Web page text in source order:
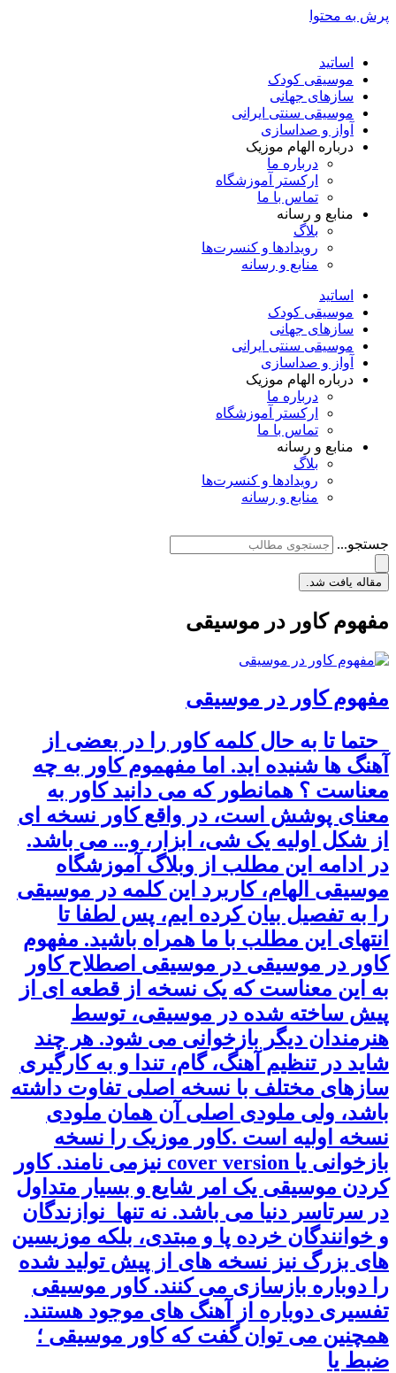
پرش به محتوا
اساتید
موسیقی کودک
سازهای جهانی
موسیقی سنتی ایرانی
آواز و صداسازی
درباره الهام موزیک
درباره ما
ارکستر آموزشگاه
تماس با ما
منابع و رسانه
بلاگ
رویدادها و کنسرت‌ها
منابع و رسانه
اساتید
موسیقی کودک
سازهای جهانی
موسیقی سنتی ایرانی
آواز و صداسازی
درباره الهام موزیک
درباره ما
ارکستر آموزشگاه
تماس با ما
منابع و رسانه
بلاگ
رویدادها و کنسرت‌ها
منابع و رسانه
جستجو...
مقاله یافت شد.
مفهوم کاور در موسیقی
مفهوم کاور در موسیقی
حتما تا به حال کلمه کاور را در بعضی از
آهنگ ها شنیده اید. اما مفهموم کاور به چه
معناست ؟ همانطور که می دانید کاور به
معنای پوشش است، در واقع کاور نسخه ای
از شکل اولیه یک شی، ابزار، و... می باشد.
در ادامه این مطلب از وبلاگ آموزشگاه
موسیقی الهام، کاربرد این کلمه در موسیقی
را به تفصیل بیان کرده ایم، پس لطفا تا
انتهای این مطلب با ما همراه باشید. مفهوم
کاور در موسیقی در موسیقی اصطلاح کاور
به این معناست که یک نسخه از قطعه ای از
پیش ساخته شده در موسیقی، توسط
هنرمندان دیگر بازخوانی می شود. هر چند
شاید در تنظیم آهنگ، گام، تندا و به کارگیری
سازهای مختلف با نسخه اصلی تفاوت داشته
باشد، ولی ملودی اصلی آن همان ملودی
نسخه اولیه است .کاور موزیک را نسخه
بازخوانی یا cover version نیزمی نامند. کاور
کردن موسیقی یک امر شایع و بسیار متداول
در سرتاسر دنیا می باشد. نه تنها نوازندگان
و خوانندگان خرده پا و مبتدی، بلکه موزیسین
های بزرگ نیز نسخه های از پیش تولید شده
را دوباره بازسازی می کنند. کاور موسیقی
تفسیری دوباره از آهنگ های موجود هستند.
همچنین می توان گفت که کاور موسیقی ؛
ضبط یا